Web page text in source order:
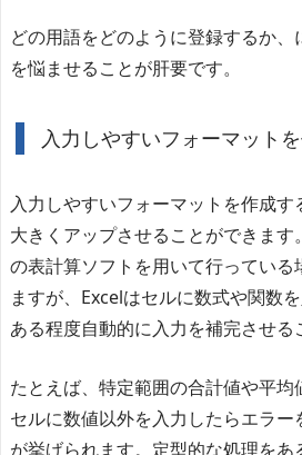
どの用語をどのように登録するか
を悩ませることが肝要です。
入力しやすいフォーマット
入力しやすいフォーマットを作成
大きくアップさせることができま
の表計算ソフトを用いて行っている
ますが、Excelはセルに数式や関数
ある程度自動的に入力を補完させる
たとえば、特定範囲の合計値や平
セルに数値以外を入力したらエラ
が挙げられます。定型的な処理をあ